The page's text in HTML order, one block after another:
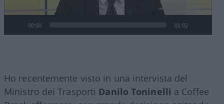
00:00 01:02
Ho recentemente visto in una intervista del
Ministro dei Trasporti Danilo Toninelli a Coffee